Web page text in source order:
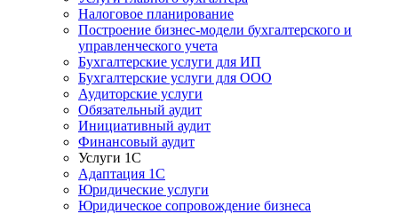
Налоговое планирование
Построение бизнес-модели бухгалтерского и
управленческого учета
Бухгалтерские услуги для ИП
Бухгалтерские услуги для ООО
Аудиторские услуги
Обязательный аудит
Инициативный аудит
Финансовый аудит
Услуги 1С
Адаптация 1С
Юридические услуги
Юридическое сопровождение бизнеса